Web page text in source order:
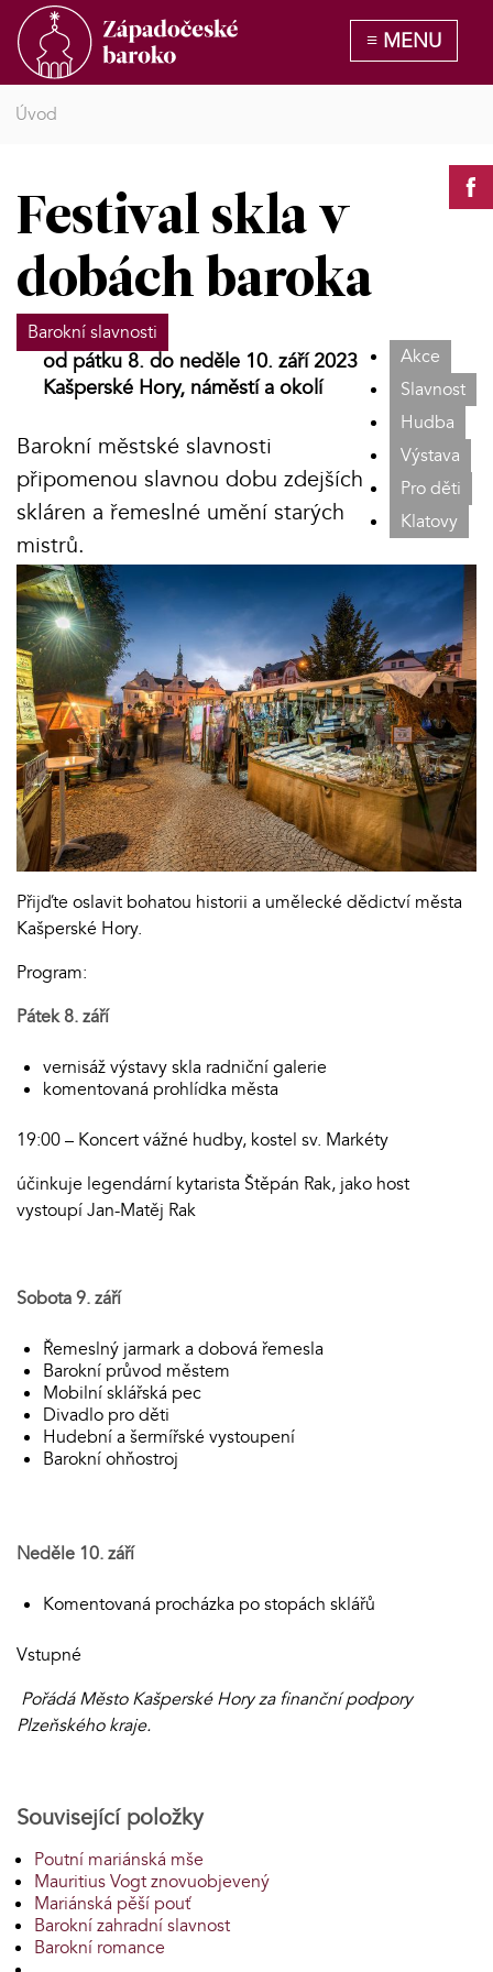
Úvod
Festival skla v
dobách baroka
Barokní slavnosti
Akce
Slavnost
Hudba
Výstava
Pro děti
Klatovy
od pátku 8. do neděle 10. září 2023
Kašperské Hory, náměstí a okolí
Barokní městské slavnosti
připomenou slavnou dobu zdejších
skláren a řemeslné umění starých
mistrů.
Přijďte oslavit bohatou historii a umělecké dědictví města
Kašperské Hory.
Program:
Pátek 8. září
vernisáž výstavy skla radniční galerie
komentovaná prohlídka města
19:00 – Koncert vážné hudby, kostel sv. Markéty
účinkuje legendární kytarista Štěpán Rak, jako host
vystoupí Jan-Matěj Rak
Sobota 9. září
Řemeslný jarmark a dobová řemesla
Barokní průvod městem
Mobilní sklářská pec
Divadlo pro děti
Hudební a šermířské vystoupení
Barokní ohňostroj
Neděle 10. září
Komentovaná procházka po stopách sklářů
Vstupné
Pořádá Město Kašperské Hory za finanční podpory
Plzeňského kraje.
Související položky
Poutní mariánská mše
Mauritius Vogt znovuobjevený
Mariánská pěší pouť
Barokní zahradní slavnost
Barokní romance